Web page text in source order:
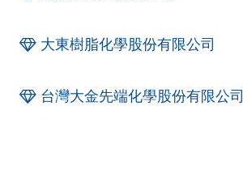
大東樹脂化學股份有限公司
台灣大金先端化學股份有限公司